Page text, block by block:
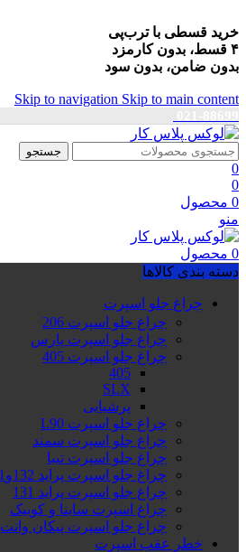
خرید قسطی با ترب‌پی
۴ قسط، بدون کارمزد
بدون ضامن، بدون سود
Skip to navigation Skip to main content
جستجو
0
0
0 محصول
منو
0 محصول
دسته بندی کالاها
چراغ جلو اسپرت
چراغ جلو اسپرت 206
چراغ جلو اسپرت پارس
چراغ جلو اسپرت 405
405
SLX
پرشیایی
چراغ جلو اسپرت L90
چراغ جلو اسپرت سمند
چراغ جلو اسپرت تیبا
چراغ جلو اسپرت پراید 132و111
چراغ جلو اسپرت پراید 131
چراغ اسپرت ساینا و کوییک
چراغ جلو اسپرت پیکان وانت
خطر عقب اسپرت